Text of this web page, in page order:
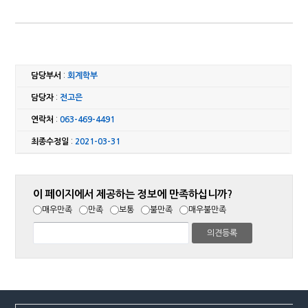
담당부서 :회계학부
담당자:전고은
연락처 :063-469-4491
최종수정일 : 2021-03-31
이 페이지에서 제공하는 정보에 만족하십니까?
매우만족 만족 보통 불만족 매우불만족